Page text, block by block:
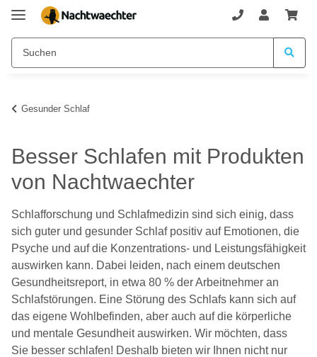
Gesunder Schlaf
Besser Schlafen mit Produkten
von Nachtwaechter
Schlafforschung und Schlafmedizin sind sich einig, dass
sich guter und gesunder Schlaf positiv auf Emotionen, die
Psyche und auf die Konzentrations- und Leistungsfähigkeit
auswirken kann. Dabei leiden, nach einem deutschen
Gesundheitsreport, in etwa 80 % der Arbeitnehmer an
Schlafstörungen. Eine Störung des Schlafs kann sich auf
das eigene Wohlbefinden, aber auch auf die körperliche
und mentale Gesundheit auswirken. Wir möchten, dass
Sie besser schlafen! Deshalb bieten wir Ihnen nicht nur